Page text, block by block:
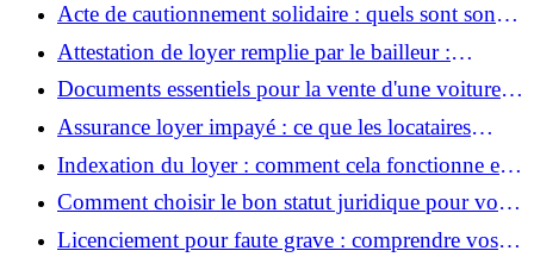
Acte de cautionnement solidaire : quels sont son
rôle et ses implications ?
Attestation de loyer remplie par le bailleur :
pourquoi et comment l'obtenir
Documents essentiels pour la vente d'une voiture :
une liste complète pour sécuriser la transaction
Assurance loyer impayé : ce que les locataires
doivent savoir
Indexation du loyer : comment cela fonctionne et
ce que cela signifie pour vous
Comment choisir le bon statut juridique pour votre
entreprise ?
Licenciement pour faute grave : comprendre vos